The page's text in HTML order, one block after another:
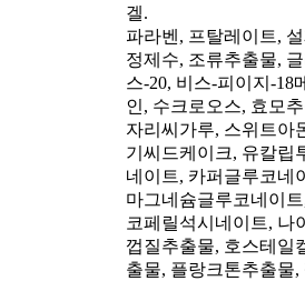
겔.
파라벤, 프탈레이트,
정제수, 조류추출물,
스-20, 비스-피이지-18
인, 수크로오스, 효모
자리씨가루, 스위트아
기씨드케이크, 유칼립
네이트, 카퍼글루코네
마그네슘글루코네이
코페릴석시네이트, 나
껍질추출물, 호스테일
출물, 플랑크톤추출물